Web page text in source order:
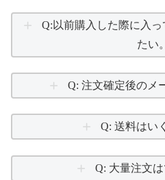
Q:以前購入した際に入
たい。
Q: 注文確定後のメ
Q: 送料はい
Q: 大量注文